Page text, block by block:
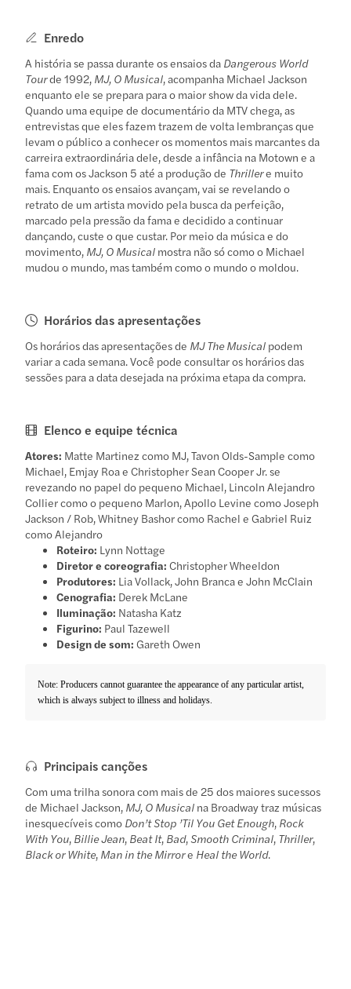
Enredo
A história se passa durante os ensaios da Dangerous World
Tourde 1992, MJ, O Musical, acompanha Michael Jackson
enquanto ele se prepara para o maior show da vida dele.
Quando uma equipe de documentário da MTV chega, as
entrevistas que eles fazem trazem de volta lembranças que
levam o público a conhecer os momentos mais marcantes da
carreira extraordinária dele, desde a infância na Motown e a
fama com os Jackson 5 até a produção de Thrillere muito
mais. Enquanto os ensaios avançam, vai se revelando o
retrato de um artista movido pela busca da perfeição,
marcado pela pressão da fama e decidido a continuar
dançando, custe o que custar. Por meio da música e do
movimento, MJ, O Musical mostra não só como o Michael
mudou o mundo, mas também como o mundo o moldou.
Horários das apresentações
Os horários das apresentações de MJ The Musical podem
variar a cada semana. Você pode consultar os horários das
sessões para a data desejada na próxima etapa da compra.
Elenco e equipe técnica
Atores: Matte Martinez como MJ, Tavon Olds-Sample como
Michael, Emjay Roa e Christopher Sean Cooper Jr. se
revezando no papel do pequeno Michael, Lincoln Alejandro
Collier como o pequeno Marlon, Apollo Levine como Joseph
Jackson / Rob, Whitney Bashor como Rachel e Gabriel Ruiz
como Alejandro
Roteiro: Lynn Nottage
Diretor e coreografia: Christopher Wheeldon
Produtores: Lia Vollack, John Branca e John McClain
Cenografia: Derek McLane
Iluminação: Natasha Katz
Figurino: Paul Tazewell
Design de som: Gareth Owen
Note: Producers cannot guarantee the appearance of any particular artist,
which is always subject to illness and holidays.
Principais canções
Com uma trilha sonora com mais de 25 dos maiores sucessos
de Michael Jackson, MJ, O Musical na Broadway traz músicas
inesquecíveis como Don’t Stop ’Til You Get Enough, Rock
With You, Billie Jean, Beat It, Bad,Smooth Criminal, Thriller,
Black or White, Man in the Mirrore Heal the World.